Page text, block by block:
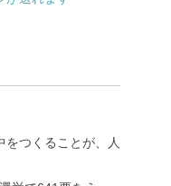
をつくることが、人